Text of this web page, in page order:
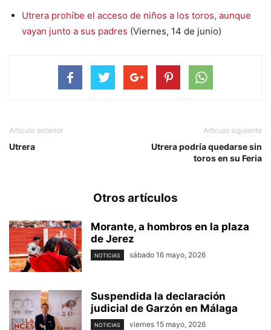
Utrera prohíbe el acceso de niños a los toros, aunque
vayan junto a sus padres (Viernes, 14 de junio)
Artículo anterior
Utrera
Artículo siguiente
Utrera podría quedarse sin
toros en su Feria
Otros artículos
Morante, a hombros en la plaza
de Jerez
NOTICIAS sábado 16 mayo, 2026
Suspendida la declaración
judicial de Garzón en Málaga
NOTICIAS viernes 15 mayo, 2026